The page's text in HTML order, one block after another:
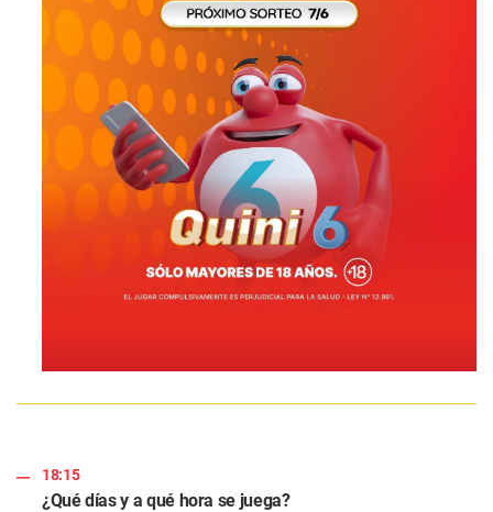
18:15
¿Qué días y a qué hora se juega?